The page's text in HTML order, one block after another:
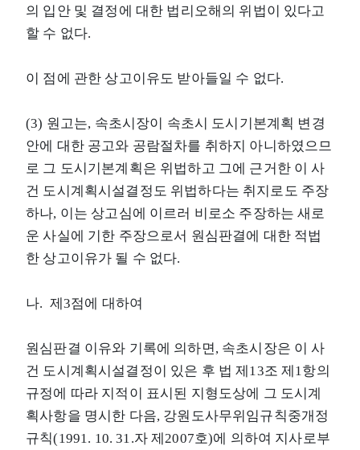
의 입안 및 결정에 대한 법리오해의 위법이 있다고
할 수 없다.
이 점에 관한 상고이유도 받아들일 수 없다.
(3) 원고는, 속초시장이 속초시 도시기본계획 변경
안에 대한 공고와 공람절차를 취하지 아니하였으므
로 그 도시기본계획은 위법하고 그에 근거한 이 사
건 도시계획시설결정도 위법하다는 취지로도 주장
하나, 이는 상고심에 이르러 비로소 주장하는 새로
운 사실에 기한 주장으로서 원심판결에 대한 적법
한 상고이유가 될 수 없다.
나. 제3점에 대하여
원심판결 이유와 기록에 의하면, 속초시장은 이 사
건 도시계획시설결정이 있은 후 법 제13조 제1항의
규정에 따라 지적이 표시된 지형도상에 그 도시계
획사항을 명시한 다음, 강원도사무위임규칙중개정
규칙(1991. 10. 31.자 제2007호)에 의하여 지사로부